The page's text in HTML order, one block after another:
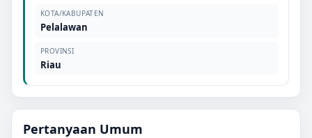
KOTA/KABUPATEN
Pelalawan
PROVINSI
Riau
Pertanyaan Umum